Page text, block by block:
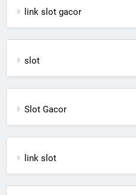
link slot gacor
slot
Slot Gacor
link slot